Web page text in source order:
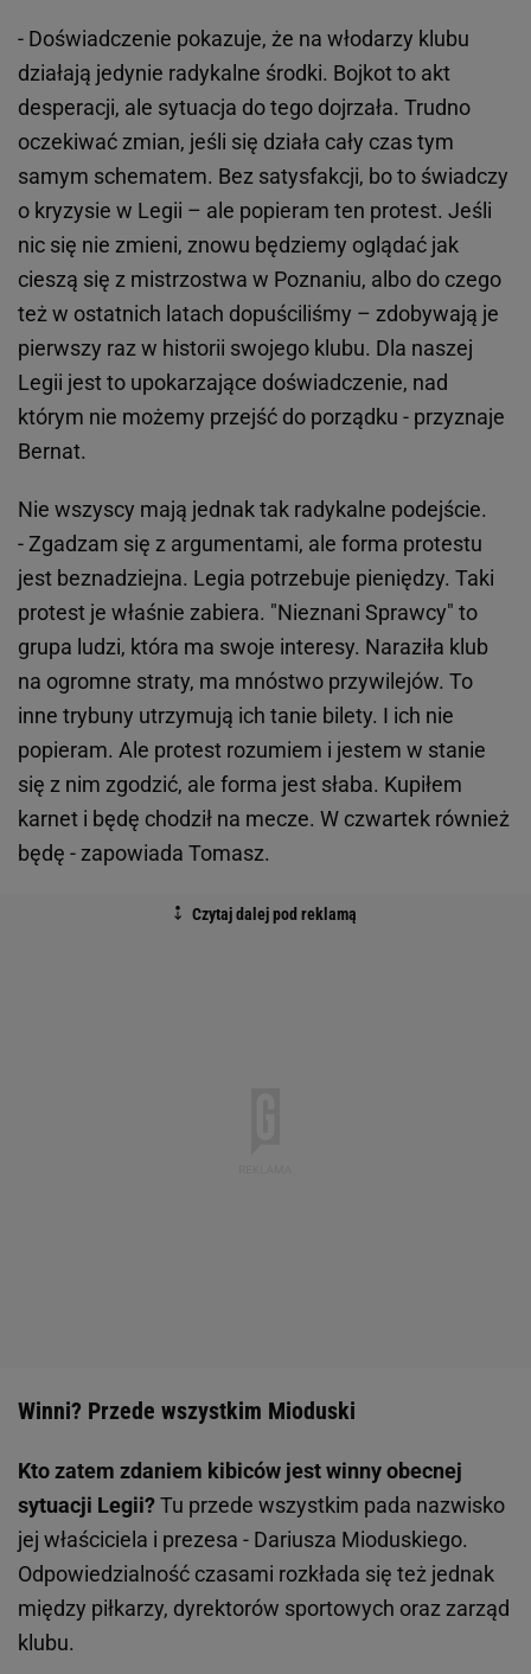
- Doświadczenie pokazuje, że na włodarzy klubu
działają jedynie radykalne środki. Bojkot to akt
desperacji, ale sytuacja do tego dojrzała. Trudno
oczekiwać zmian, jeśli się działa cały czas tym
samym schematem. Bez satysfakcji, bo to świadczy
o kryzysie w Legii – ale popieram ten protest. Jeśli
nic się nie zmieni, znowu będziemy oglądać jak
cieszą się z mistrzostwa w Poznaniu, albo do czego
też w ostatnich latach dopuściliśmy – zdobywają je
pierwszy raz w historii swojego klubu. Dla naszej
Legii jest to upokarzające doświadczenie, nad
którym nie możemy przejść do porządku - przyznaje
Bernat.
Nie wszyscy mają jednak tak radykalne podejście.
- Zgadzam się z argumentami, ale forma protestu
jest beznadziejna. Legia potrzebuje pieniędzy. Taki
protest je właśnie zabiera. "Nieznani Sprawcy" to
grupa ludzi, która ma swoje interesy. Naraziła klub
na ogromne straty, ma mnóstwo przywilejów. To
inne trybuny utrzymują ich tanie bilety. I ich nie
popieram. Ale protest rozumiem i jestem w stanie
się z nim zgodzić, ale forma jest słaba. Kupiłem
karnet i będę chodził na mecze. W czwartek również
będę - zapowiada Tomasz.
Winni? Przede wszystkim Mioduski
Kto zatem zdaniem kibiców jest winny obecnej
sytuacji Legii?Tu przede wszystkim pada nazwisko
jej właściciela i prezesa - Dariusza Mioduskiego.
Odpowiedzialność czasami rozkłada się też jednak
między piłkarzy, dyrektorów sportowych oraz zarząd
klubu.